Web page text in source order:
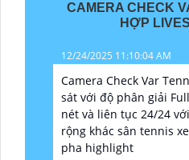
CAMERA CHECK
HỢP
12/24/2025 11:10:04 AM
Camera Check Var
sát với độ phân giải
nét và liên tục 24/24
rộng khác sân tennis
pha highlight